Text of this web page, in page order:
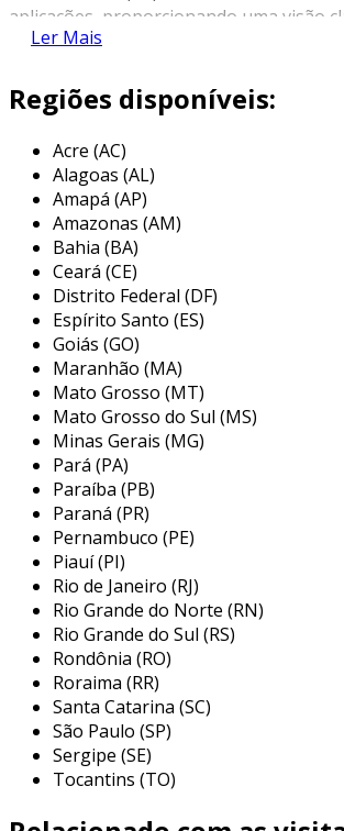
aplicações, proporcionando uma visão
para ajudar na sua decisão de compra.
fatores que influenciam o preço
significativamente devido a diferentes
entre os aspectos mais relevantes estão:
material: as chapas perfuradas são
fabricadas em diversos materiais,
aço carbono, aço inox, alumínio e
cada um possui um preço específico,
dependendo de suas propriedades.
espessura : a espessura da chapa
diretamente no preço. chapas mais
grossas tendem a ser mais caras,
maior quantidade de material
dimensões: o tamanho da chapa
perfurada também importa.
maiores geralmente resultam em
mais altos, além de custos de
tipo de perfuração
perfuração, como diâmetro e
espaçamento, pode afetar o custo.
perfurações personalizadas
um preço superior.
processo de fabricação
produção distintos (como corte
prensas) também impactam o valor
processos mais sofisticados podem
Ler Mais
Regiões disponíveis:
Acre (AC)
Alagoas (AL)
Amapá (AP)
Amazonas (AM)
Bahia (BA)
Ceará (CE)
Distrito Federal (DF)
Espírito Santo (ES)
Goiás (GO)
Maranhão (MA)
Mato Grosso (MT)
Mato Grosso do Sul (MS)
Minas Gerais (MG)
Pará (PA)
Paraíba (PB)
Paraná (PR)
Pernambuco (PE)
Piauí (PI)
Rio de Janeiro (RJ)
Rio Grande do Norte (RN)
Rio Grande do Sul (RS)
Rondônia (RO)
Roraima (RR)
Santa Catarina (SC)
São Paulo (SP)
Sergipe (SE)
Tocantins (TO)